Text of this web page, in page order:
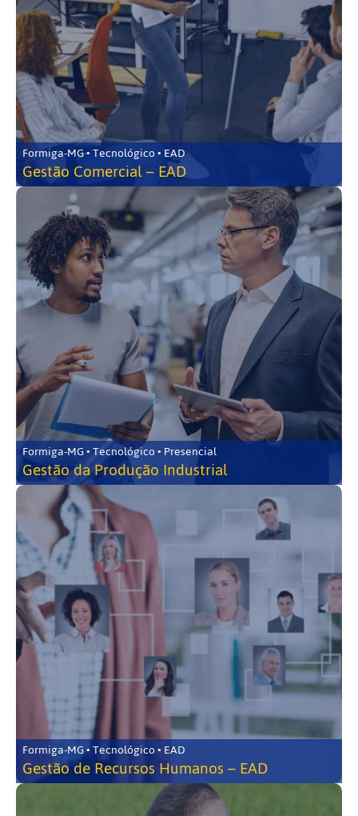
Formiga-MG • Tecnológico • EAD
Gestão Comercial – EAD
Formiga-MG • Tecnológico • Presencial
Gestão da Produção Industrial
Formiga-MG • Tecnológico • EAD
Gestão de Recursos Humanos – EAD